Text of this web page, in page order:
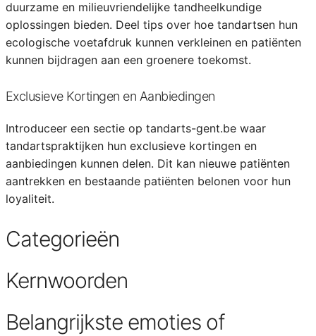
duurzame en milieuvriendelijke tandheelkundige
oplossingen bieden. Deel tips over hoe tandartsen hun
ecologische voetafdruk kunnen verkleinen en patiënten
kunnen bijdragen aan een groenere toekomst.
Exclusieve Kortingen en Aanbiedingen
Introduceer een sectie op tandarts-gent.be waar
tandartspraktijken hun exclusieve kortingen en
aanbiedingen kunnen delen. Dit kan nieuwe patiënten
aantrekken en bestaande patiënten belonen voor hun
loyaliteit.
Categorieën
Kernwoorden
Belangrijkste emoties of